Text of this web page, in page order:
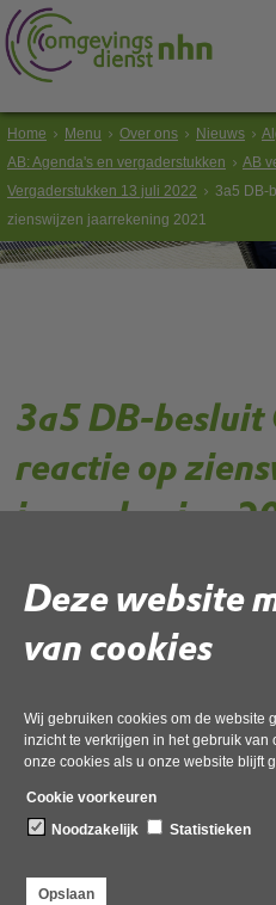
Deze website
van cookies
Wij gebruiken cookies om de website
inzicht te verkrijgen in het gebruik van
onze cookies als u onze website blijft
Cookie voorkeuren
Noodzakelijk
Statistieken
Opslaan
Home Menu Over ons Nieuws
AB: Agenda's en vergaderstukken
AB
Vergaderstukken 13 juli 2022
3a5 DB-
zienswijzen jaarrekening 2021
3a5 DB-besluit
reactie op
jaarrekening
Gebruik de onderstaande link om het
jaarrekening 2021’,
Deel deze pagina